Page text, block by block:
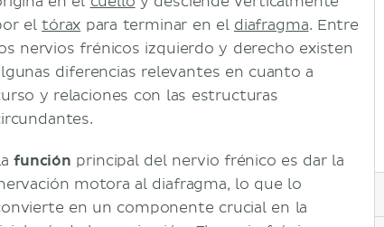
eltórax para terminar en el diafragma. Entre
nervios frénicos izquierdo y derecho existen
diferencias relevantes en cuanto a
y relaciones con las estructuras
función principal del nervio frénico es dar la
motora al diafragma, lo que lo
en un componente crucial en la